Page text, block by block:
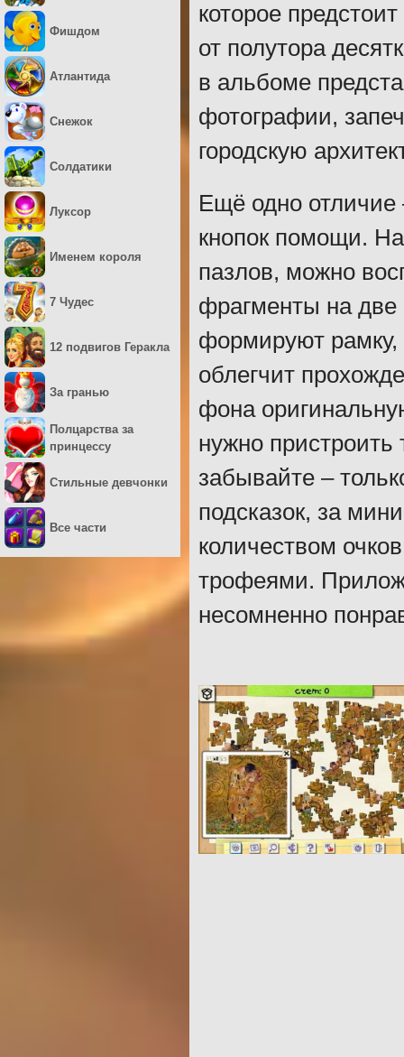
которое
от полутора
в альбоме
фотографии,
городскую
Ещё одно отличие
кнопок помощи.
пазлов, можно
фрагменты на две
формируют рамку,
облегчит
фона
нужно пристроить
забывайте –
подсказок, за
количеством
трофеями.
несомненно
Фишдом
Атлантида
Снежок
Солдатики
Луксор
Именем короля
7 Чудес
12 подвигов Геракла
За гранью
Полцарства за
принцессу
Стильные девчонки
Все части